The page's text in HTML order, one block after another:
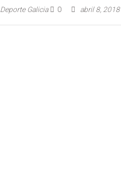
Deporte Galicia 0 abril 8, 2018